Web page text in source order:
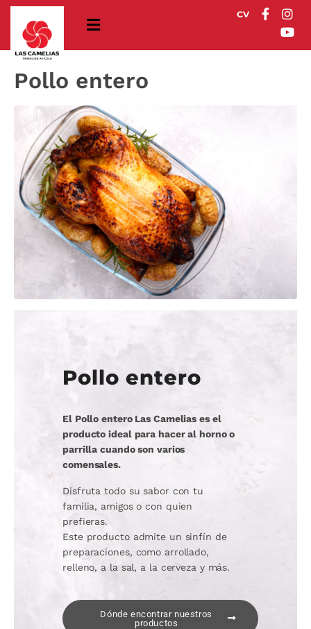
cv
Pollo entero
Pollo entero
El Pollo entero Las Camelias es el
producto ideal para hacer al horno o
parrilla cuando son varios
comensales.
Disfruta todo su sabor con tu
familia, amigos o con quien
prefieras.
Este producto admite un sinfín de
preparaciones, como arrollado,
relleno, a la sal, a la cerveza y más.
Dónde encontrar nuestros
productos